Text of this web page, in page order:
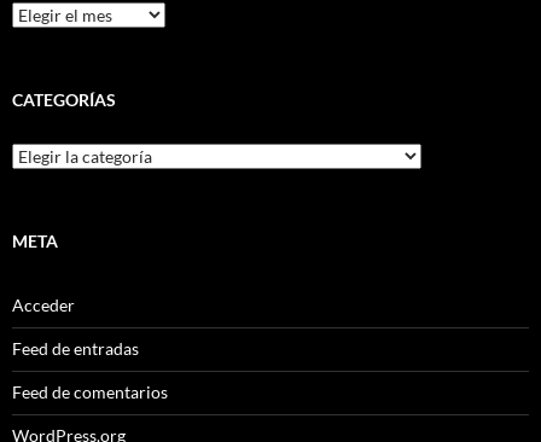
Archivos
CATEGORÍAS
Categorías
META
Acceder
Feed de entradas
Feed de comentarios
WordPress.org